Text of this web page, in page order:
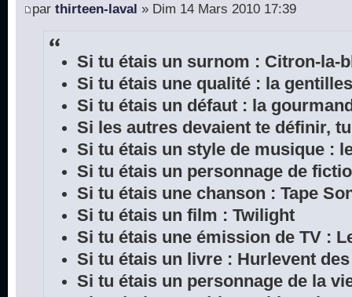
par thirteen-laval » Dim 14 Mars 2010 17:39
Si tu étais un surnom : Citron-la-
Si tu étais une qualité : la
Si tu étais un défaut : la
Si les autres devaient te définir,
Si tu étais un style de musique :
Si tu étais un personnage de
Si tu étais une chanson : Tape
Si tu étais un film : Twilight
Si tu étais une émission de TV :
Si tu étais un livre : Hurlevent
Si tu étais un personnage de la